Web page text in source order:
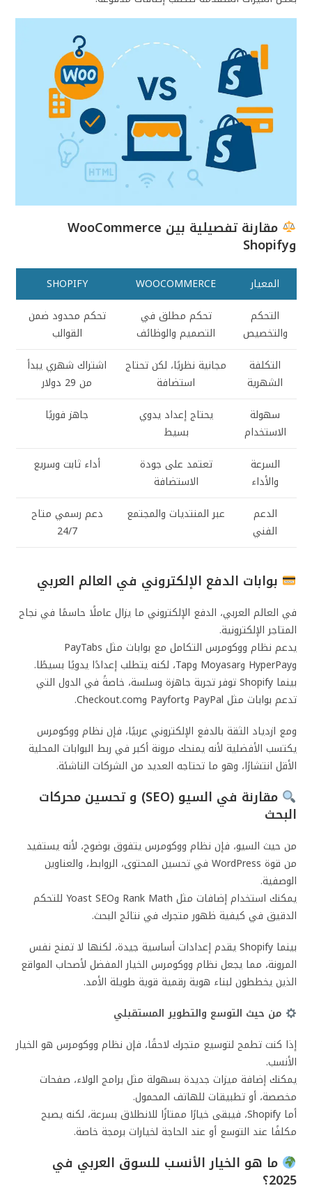
مقارنة تفصيلية بين WooCommerce
وShopify
المعيار WOOCOMMERCE
SHOPIFY
التحكم
والتخصيص
تحكم مطلق في
التصميم والوظائف
تحكم محدود ضمن
القوالب
التكلفة
الشهرية
مجانية نظريًا، لكن تحتاج
استضافة
اشتراك شهري يبدأ
من 29 دولار
سهولة
الاستخدام
يحتاج إعداد يدوي
بسيط
جاهز فوريًا
السرعة
والأداء
تعتمد على جودة
الاستضافة
أداء ثابت وسريع
الدعم
الفني
عبر المنتديات والمجتمع
دعم رسمي متاح
24/7
بوابات الدفع الإلكتروني في العالم العربي
في العالم العربي، الدفع الإلكتروني ما يزال عاملًا حاسمًا في نجاح
المتاجر الإلكترونية.
يدعم نظام ووكومرس التكامل مع بوابات مثل PayTabs
وHyperPay وMoyasar وTap، لكنه يتطلب إعدادًا يدويًا بسيطًا.
بينما Shopify توفر تجربة جاهزة وسلسة، خاصةً في الدول التي
تدعم بوابات مثل PayPal وPayfort وCheckout.com.
ومع ازدياد الثقة بالدفع الإلكتروني عربيًا، فإن نظام ووكومرس
يكتسب الأفضلية لأنه يمنحك مرونة أكبر في ربط البوابات المحلية
الأقل انتشارًا، وهو ما تحتاجه العديد من الشركات الناشئة.
مقارنة في السيو (SEO) و تحسين محركات
البحث
من حيث السيو، فإن نظام ووكومرس يتفوق بوضوح، لأنه يستفيد
من قوة WordPress في تحسين المحتوى، الروابط، والعناوين
الوصفية.
يمكنك استخدام إضافات مثل Rank Math وYoast SEO للتحكم
الدقيق في كيفية ظهور متجرك في نتائج البحث.
بينما Shopify يقدم إعدادات أساسية جيدة، لكنها لا تمنح نفس
المرونة، مما يجعل نظام ووكومرس الخيار المفضل لأصحاب المواقع
الذين يخططون لبناء هوية رقمية قوية طويلة الأمد.
من حيث التوسع والتطوير المستقبلي
إذا كنت تطمح لتوسيع متجرك لاحقًا، فإن نظام ووكومرس هو الخيار
الأنسب.
يمكنك إضافة ميزات جديدة بسهولة مثل برامج الولاء، صفحات
مخصصة، أو تطبيقات للهاتف المحمول.
أما Shopify، فيبقى خيارًا ممتازًا للانطلاق بسرعة، لكنه يصبح
مكلفًا عند التوسع أو عند الحاجة لخيارات برمجة خاصة.
ما هو الخيار الأنسب للسوق العربي في
2025؟